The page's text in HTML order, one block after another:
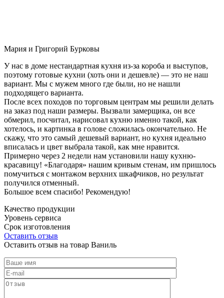
Мария и Григорий Бурковы
У нас в доме нестандартная кухня из-за короба и выступов,
поэтому готовые кухни (хоть они и дешевле) — это не наш
вариант. Мы с мужем много где были, но не нашли
подходящего варианта.
После всех походов по торговым центрам мы решили делать
на заказ под наши размеры. Вызвали замерщика, он все
обмерил, посчитал, нарисовал кухню именно такой, как
хотелось, и картинка в голове сложилась окончательно. Не
скажу, что это самый дешевый вариант, но кухня идеально
вписалась и цвет выбрала такой, как мне нравится.
Примерно через 2 недели нам установили нашу кухню-
красавицу! «Благодаря» нашим кривым стенам, им пришлось
помучиться с монтажом верхних шкафчиков, но результат
получился отменный.
Большое всем спасибо! Рекомендую!
Качество продукции
Уровень сервиса
Срок изготовления
Оставить отзыв
Оставить отзыв на товар Ваниль